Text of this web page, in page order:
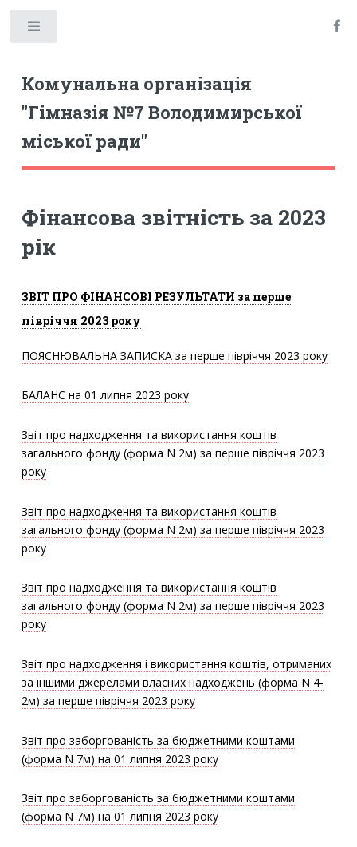
Комунальна організація
"Гімназія №7 Володимирської
міської ради"
Фінансова звітність за 2023
рік
ЗВІТ ПРО ФІНАНСОВІ РЕЗУЛЬТАТИ за перше
півріччя 2023 року
ПОЯСНЮВАЛЬНА ЗАПИСКА за перше півріччя 2023 року
БАЛАНС на 01 липня 2023 року
Звіт про надходження та використання коштів
загального фонду (форма N 2м) за перше півріччя 2023
року
Звіт про надходження та використання коштів
загального фонду (форма N 2м) за перше півріччя 2023
року
Звіт про надходження та використання коштів
загального фонду (форма N 2м) за перше півріччя 2023
року
Звіт про надходження і використання коштів, отриманих
за іншими джерелами власних надходжень (форма N 4-
2м) за перше півріччя 2023 року
Звіт про заборгованість за бюджетними коштами
(форма N 7м) на 01 липня 2023 року
Звіт про заборгованість за бюджетними коштами
(форма N 7м) на 01 липня 2023 року